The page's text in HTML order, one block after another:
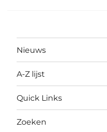
Nieuws
A-Z lijst
Quick Links
Zoeken